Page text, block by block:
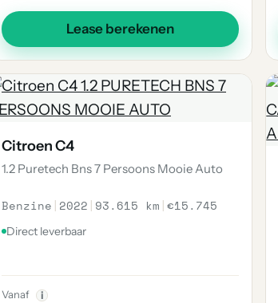
Lease berekenen
Citroen C4
1.2 Puretech Bns 7 Persoons Mooie Auto
Benzine | 2022 | 93.615 km |€15.745
Direct leverbaar
Vanaf i